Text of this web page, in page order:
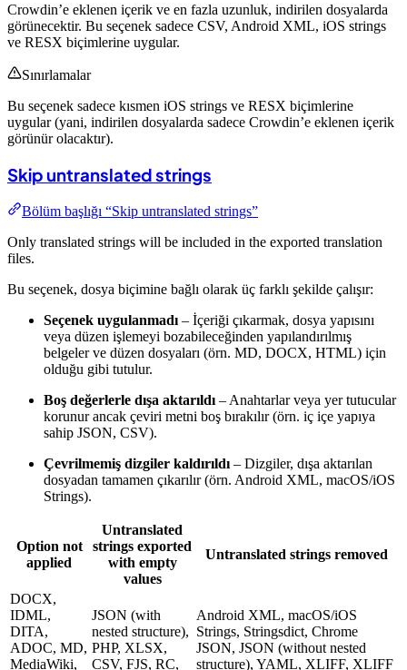
Crowdin’e eklenen içerik ve en fazla uzunluk, indirilen dosyalarda
görünecektir. Bu seçenek sadece CSV, Android XML, iOS strings
ve RESX biçimlerine uygular.
Sınırlamalar
Bu seçenek sadece kısmen iOS strings ve RESX biçimlerine
uygular (yani, indirilen dosyalarda sadece Crowdin’e eklenen içerik
görünür olacaktır).
Skip untranslated strings
Bölüm başlığı “Skip untranslated strings”
Only translated strings will be included in the exported translation
files.
Bu seçenek, dosya biçimine bağlı olarak üç farklı şekilde çalışır:
Seçenek uygulanmadı – İçeriği çıkarmak, dosya yapısını
veya düzen işlemeyi bozabileceğinden yapılandırılmış
belgeler ve düzen dosyaları (örn. MD, DOCX, HTML) için
olduğu gibi tutulur.
Boş değerlerle dışa aktarıldı – Anahtarlar veya yer tutucular
korunur ancak çeviri metni boş bırakılır (örn. iç içe yapıya
sahip JSON, CSV).
Çevrilmemiş dizgiler kaldırıldı – Dizgiler, dışa aktarılan
dosyadan tamamen çıkarılır (örn. Android XML, macOS/iOS
Strings).
Option not
applied
Untranslated
strings exported
with empty
values
Untranslated strings removed
DOCX,
IDML,
DITA,
ADOC, MD,
MediaWiki,
JSON (with
nested structure),
PHP, XLSX,
CSV, FJS, RC,
Android XML, macOS/iOS
Strings, Stringsdict, Chrome
JSON, JSON (without nested
structure), YAML, XLIFF, XLIFF